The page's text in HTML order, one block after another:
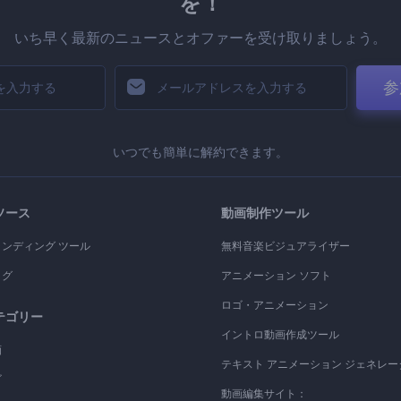
いち早く最新のニュースとオファーを受け取りましょう。
いつでも簡単に解約できます。
ース
ディング ツール
ゴリー
動画制作ツール
無料音楽ビジュアライザー
アニメーション ソフト
ロゴ・アニメーション
イントロ動画作成ツール
テキスト アニメーション ジェネレー
動画編集サイト：